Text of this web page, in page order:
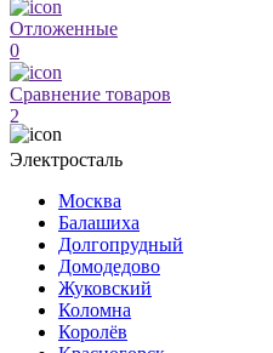
Отложенные
0
Сравнение товаров
2
Электросталь
Москва
Балашиха
Долгопрудный
Домодедово
Жуковский
Коломна
Королёв